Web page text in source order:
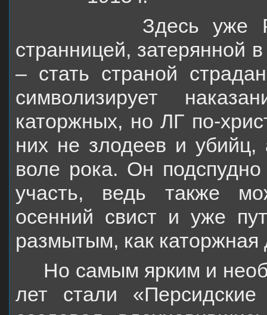
Здесь уже Русь
странницей, затерянной
– стать страной
символизирует
каторжных, но ЛГ по-
них не злодеев и
воле рока. Он
участь, ведь также
осенний свист и уже
размытым, как каторжная
Но самым ярким и
лет стали